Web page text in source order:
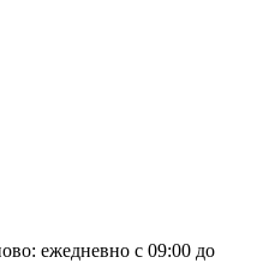
ежедневно с 09:00 до